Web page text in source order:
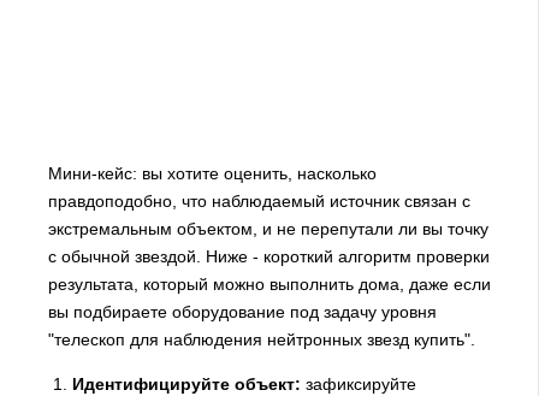
Мини-кейс: вы хотите оценить, насколько
правдоподобно, что наблюдаемый источник связан с
экстремальным объектом, и не перепутали ли вы точку
с обычной звездой. Ниже - короткий алгоритм проверки
результата, который можно выполнить дома, даже если
вы подбираете оборудование под задачу уровня
"телескоп для наблюдения нейтронных звезд купить".
Идентифицируйте объект: зафиксируйте